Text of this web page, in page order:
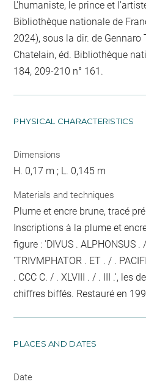
L'humaniste, le prince et
Bibliothèque nationale de
2024), sous la dir. de
Chatelain, éd. Bibliothèque
184, 209-210 n° 161.
PHYSICAL CHARACTERISTICS
Dimensions
H. 0,17 m ; L. 0,145 m
Materials and techniques
Plume et encre brune, tracé
Inscriptions à la plume et
figure : 'DIVUS . ALPHONSUS .
'TRIVMPHATOR . ET . / .
. CCC C. / . XLVIII . / . III .', les
chiffres biffés. Restauré en
PLACES AND DATES
Date